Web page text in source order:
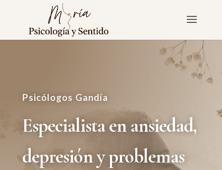
Psicólogos Gandía
Especialistaen ansiedad,
depresión y problemas